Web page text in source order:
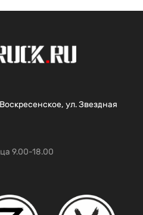
ул. Звездная
9.00-18.00